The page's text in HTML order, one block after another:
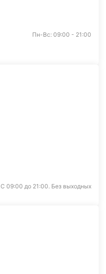
Пн-Вс: 09:00 - 21:00
С 09:00 до 21:00. Без выходных